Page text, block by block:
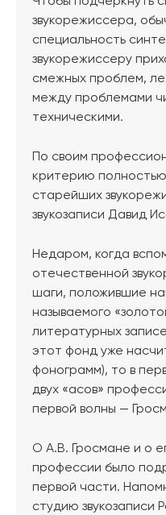
звукорежиссера,
специальность
звукорежиссеру
смежных проблем,
между проблемами
техническими.
По своим
критерию
старейших
звукозаписи Давид
Недаром, когда
отечественной
шаги, положившие
называемого
литературных
этот фонд уже
фонограмм), то в
двух «асов»
первой волны —
О А.В. Гросмане и о
профессии было
первой части.
студию звукозаписи